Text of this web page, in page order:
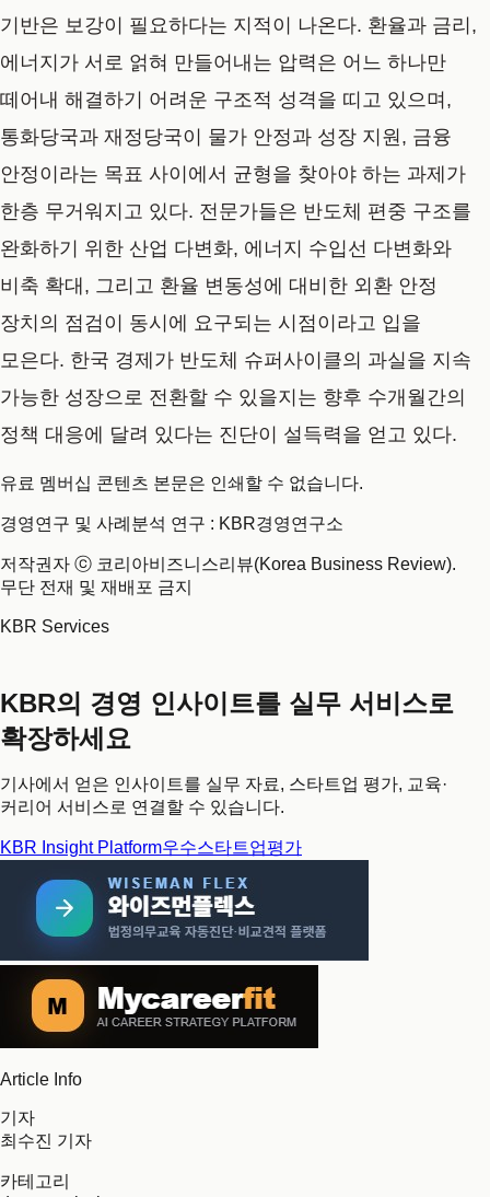
기반은 보강이 필요하다는 지적이 나온다. 환율과 금리,
에너지가 서로 얽혀 만들어내는 압력은 어느 하나만
떼어내 해결하기 어려운 구조적 성격을 띠고 있으며,
통화당국과 재정당국이 물가 안정과 성장 지원, 금융
안정이라는 목표 사이에서 균형을 찾아야 하는 과제가
한층 무거워지고 있다. 전문가들은 반도체 편중 구조를
완화하기 위한 산업 다변화, 에너지 수입선 다변화와
비축 확대, 그리고 환율 변동성에 대비한 외환 안정
장치의 점검이 동시에 요구되는 시점이라고 입을
모은다. 한국 경제가 반도체 슈퍼사이클의 과실을 지속
가능한 성장으로 전환할 수 있을지는 향후 수개월간의
정책 대응에 달려 있다는 진단이 설득력을 얻고 있다.
유료 멤버십 콘텐츠 본문은 인쇄할 수 없습니다.
경영연구 및 사례분석 연구 : KBR경영연구소
저작권자 ⓒ 코리아비즈니스리뷰(Korea Business Review).
무단 전재 및 재배포 금지
KBR Services
KBR의 경영 인사이트를 실무 서비스로
확장하세요
기사에서 얻은 인사이트를 실무 자료, 스타트업 평가, 교육·
커리어 서비스로 연결할 수 있습니다.
KBR Insight Platform우수스타트업평가
Article Info
기자
최수진 기자
카테고리